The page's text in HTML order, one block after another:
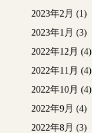
2023年2月 (1)
2023年1月 (3)
2022年12月 (4)
2022年11月 (4)
2022年10月 (4)
2022年9月 (4)
2022年8月 (3)